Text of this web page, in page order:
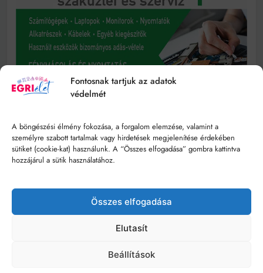
Fontosnak tartjuk az adatok
védelmét
A böngészési élmény fokozása, a forgalom elemzése, valamint a
személyre szabott tartalmak vagy hirdetések megjelenítése érdekében
sütiket (cookie-kat) használunk. A “Összes elfogadása” gombra kattintva
hozzájárul a sütik használatához.
Összes elfogadása
Elutasít
Beállítások